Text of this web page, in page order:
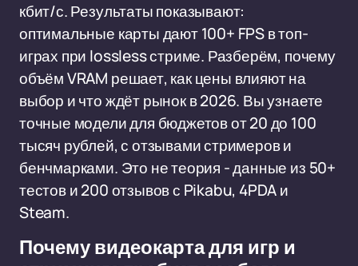
кбит/с. Результаты показывают:
оптимальные карты дают 100+ FPS в топ-
играх при lossless стриме. Разберём, почему
объём VRAM решает, как цены влияют на
выбор и что ждёт рынок в 2026. Вы узнаете
точные модели для бюджетов от 20 до 100
тысяч рублей, с отзывами стримеров и
бенчмарками. Это не теория - данные из 50+
тестов и 200 отзывов с Pikabu, 4PDA и
Steam.
Почему видеокарта для игр и